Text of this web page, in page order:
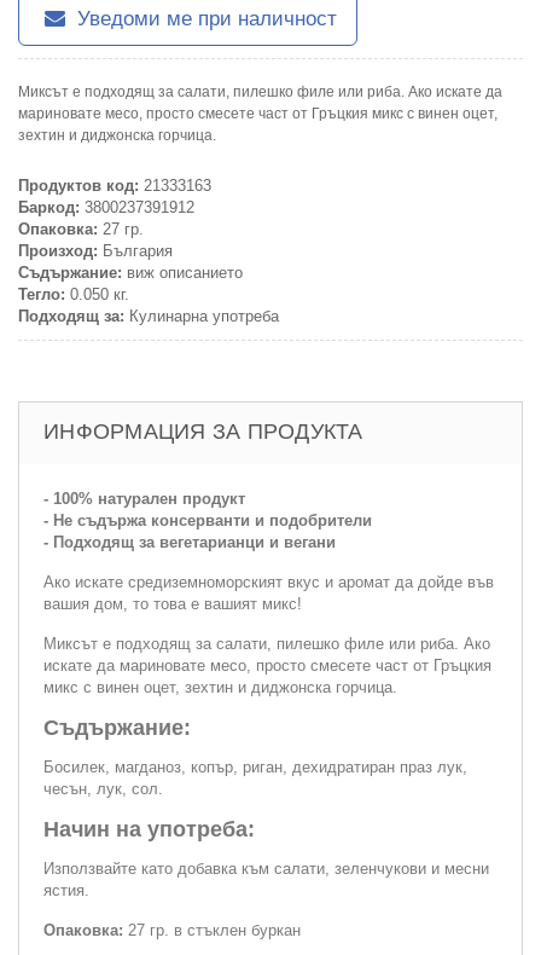
Уведоми ме при наличност
Миксът е подходящ за салати, пилешко филе или риба. Ако искате да
мариновате месо, просто смесете част от Гръцкия микс с винен оцет,
зехтин и диджонска горчица.
Продуктов код: 21333163
Баркод: 3800237391912
Опаковка: 27 гр.
Произход: България
Съдържание: виж описанието
Тегло: 0.050 кг.
Подходящ за: Кулинарна употреба
ИНФОРМАЦИЯ ЗА ПРОДУКТА
- 100% натурален продукт
- Не съдържа консерванти и подобрители
- Подходящ за вегетарианци и вегани
Ако искате средиземноморският вкус и аромат да дойде във
вашия дом, то това е вашият микс!
Миксът е подходящ за салати, пилешко филе или риба. Ако
искате да мариновате месо, просто смесете част от Гръцкия
микс с винен оцет, зехтин и диджонска горчица.
Съдържание:
Босилек, магданоз, копър, риган, дехидратиран праз лук,
чесън, лук, сол.
Начин на употреба:
Използвайте като добавка към салати, зеленчукови и месни
ястия.
Опаковка: 27 гр. в стъклен буркан